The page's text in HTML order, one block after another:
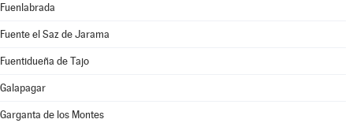
Fuenlabrada
Fuente el Saz de Jarama
Fuentidueña de Tajo
Galapagar
Garganta de los Montes